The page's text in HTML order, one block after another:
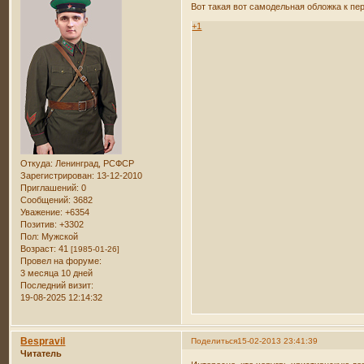
Откуда: Ленинград, РСФСР
Зарегистрирован: 13-12-2010
Приглашений: 0
Сообщений: 3682
Уважение: +6354
Позитив: +3302
Пол: Мужской
Возраст: 41[1985-01-26]
Провел на форуме:
3 месяца 10 дней
Последний визит:
19-08-2025 12:14:32
Вот такая вот самодельная обложка к
+1
Поделиться15-02-2013 23:41:39
Bespravil
Читатель